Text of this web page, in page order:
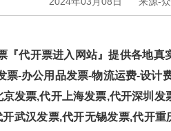
代开票进入网站』提供各地真
-办公用品发票-物流运费-设计
发票,代开上海发票,代开深圳发
武汉发票,代开无锡发票,代开